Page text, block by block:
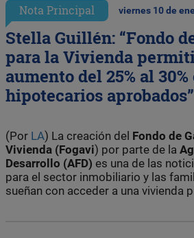
Nota Principal viernes 10 de
Stella Guillén: “Fondo
para la Vivienda
aumento del 25% al
hipotecarios aprobados”
(Por LA) La creación del Fondo de
Vivienda (Fogavi) por parte de la
Desarrollo (AFD) es una de las
para el sector inmobiliario y las
sueñan con acceder a una vivienda